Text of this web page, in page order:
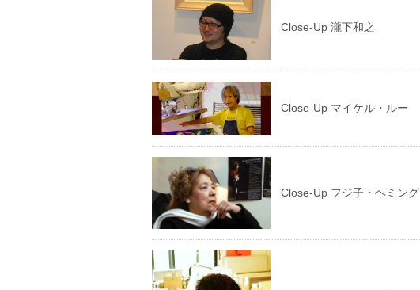
Close-Up 瀧下和之
Close-Up マイケル・ルー
Close-Up フジ子・ヘミング